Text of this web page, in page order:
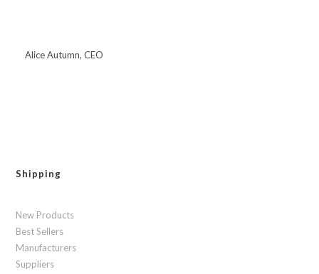
Alice Autumn, CEO
Shipping
New Products
Best Sellers
Manufacturers
Suppliers